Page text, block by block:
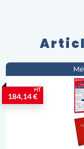
184,14 €
HT